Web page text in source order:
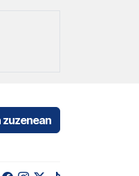
zuzenean